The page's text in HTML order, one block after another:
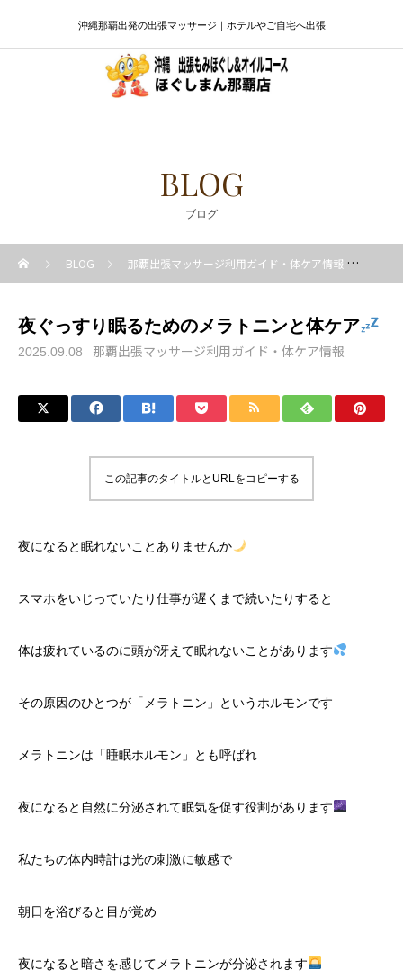
沖縄那覇出発の出張マッサージ｜ホテルやご自宅へ出張
BLOG
ブログ
BLOG 那覇出張マッサージ利用ガイド・体ケア情報
夜ぐっすり眠るためのメラトニンと体ケア
2025.09.08 那覇出張マッサージ利用ガイド・体ケア情報
この記事のタイトルとURLをコピーする
夜になると眠れないことありませんか
スマホをいじっていたり仕事が遅くまで続いたりすると
体は疲れているのに頭が冴えて眠れないことがあります
その原因のひとつが「メラトニン」というホルモンです
メラトニンは「睡眠ホルモン」とも呼ばれ
夜になると自然に分泌されて眠気を促す役割があります
私たちの体内時計は光の刺激に敏感で
朝日を浴びると目が覚め
夜になると暗さを感じてメラトニンが分泌されます